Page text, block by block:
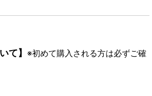
て】 ※初めて購入される方は必ずご確